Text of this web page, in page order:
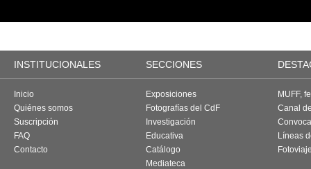
INSTITUCIONALES SECCIONES
Inicio
Quiénes somos
Suscripción
FAQ
Contacto
Exposiciones
Fotografías del CdF
Investigación
Educativa
Catálogo
Mediateca
MUFF,
Canal
Líneas